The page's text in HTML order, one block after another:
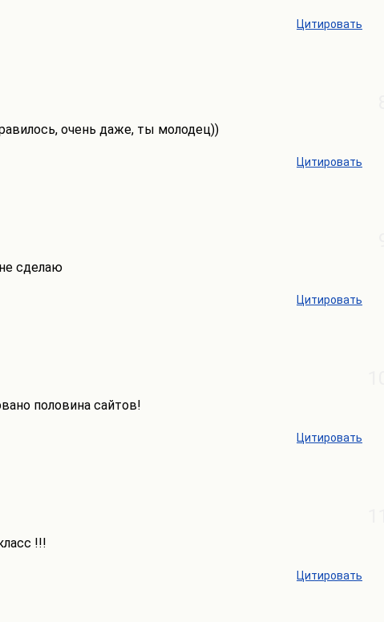
Цитировать
очень даже, ты молодец))
Цитировать
сделаю
Цитировать
половина сайтов!
Цитировать
!!!
Цитировать